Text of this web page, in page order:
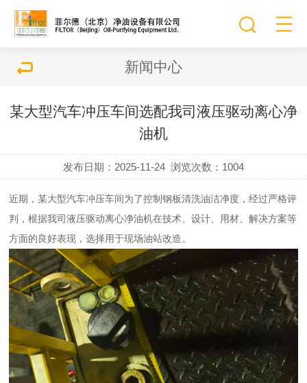
新闻中心
某大型汽车冲压车间选配我司液压驱动离心净
油机
发布日期：2025-11-24 浏览次数： 1004
近期，某大型汽车冲压车间为了控制钢板清洗油洁净度，经过严格评
判，根据我司液压驱动离心净油机在技术、设计、用材、解决方案等
方面的良好表现，选择用于现场油站改造。